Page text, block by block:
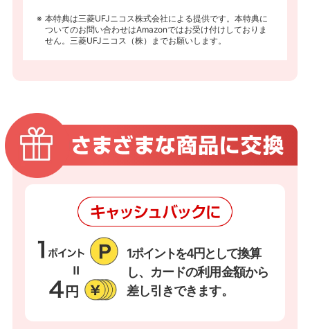
本特典は三菱UFJニコス株式会社による提供です。本特典に
ついてのお問い合わせはAmazonではお受け付けしておりま
せん。三菱UFJニコス（株）までお願いします。
1ポイントを4円として換算
し、カードの利用金額から
差し引きできます。